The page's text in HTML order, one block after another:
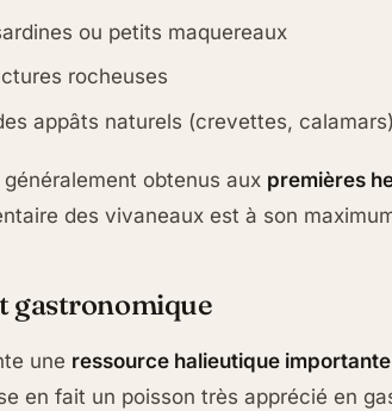
ou petits maquereaux
rocheuses
appâts naturels (crevettes, calamars)
obtenus aux premières
des vivaneaux est à son
gastronomique
une ressource halieutique importante
en fait un poisson très apprécié en